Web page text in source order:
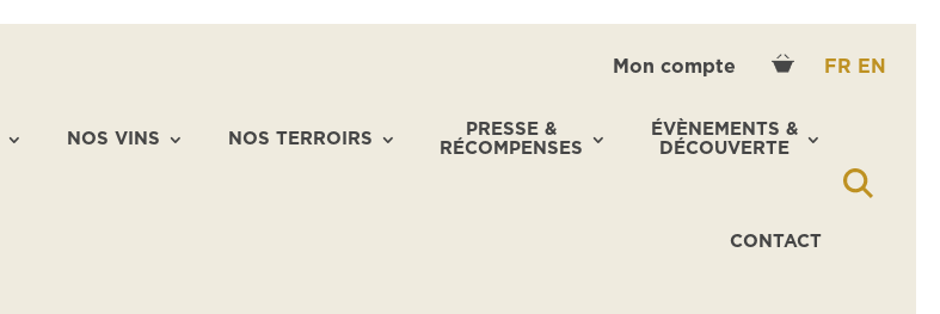
Mon compte FR EN
NOS VINS NOS TERROIRS
PRESSE &
RÉCOMPENSES
ÉVÈNEMENTS &
DÉCOUVERTE
CONTACT